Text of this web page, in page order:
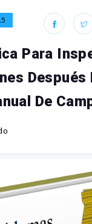
Para
Después
De